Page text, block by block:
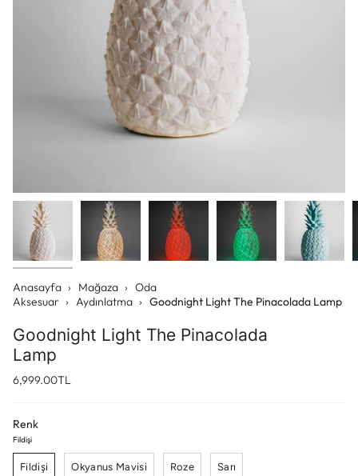
Anasayfa › Mağaza › Oda
Aksesuar › Aydınlatma › Goodnight Light The Pinacolada Lamp
Goodnight Light The Pinacolada
Lamp
6,999.00TL
Renk
Fildişi
Fildişi Okyanus Mavisi Roze Sarı